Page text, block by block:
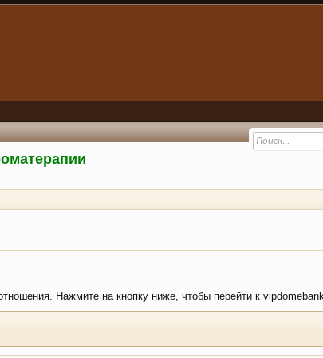
Нажмите на кнопку ниже, чтобы перейти к